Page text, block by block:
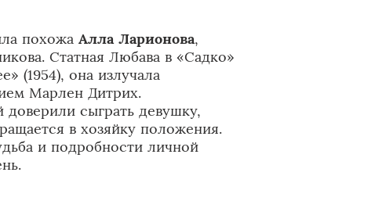
похожа Алла Ларионова,
Статная Любава в «Садко»
(1954), она излучала
Марлен Дитрих.
сыграть девушку,
в хозяйку положения.
и подробности личной